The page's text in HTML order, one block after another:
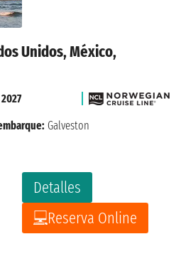
Unidos, México,
Detalles
Reserva Online
Galveston